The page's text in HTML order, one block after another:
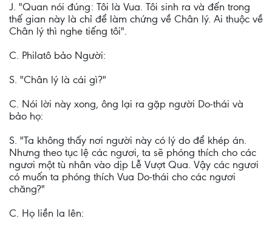
J. "Quan nói đúng: Tôi là Vua. Tôi sinh ra và đến trong
thế gian này là chỉ để làm chứng về Chân lý. Ai thuộc về
Chân lý thì nghe tiếng tôi".
C. Philatô bảo Người:
S. "Chân lý là cái gì?"
C. Nói lời này xong, ông lại ra gặp người Do-thái và
bảo họ:
S. "Ta không thấy nơi người này có lý do để khép án.
Nhưng theo tục lệ các ngươi, ta sẽ phóng thích cho các
ngươi một tù nhân vào dịp Lễ Vượt Qua. Vậy các ngươi
có muốn ta phóng thích Vua Do-thái cho các ngươi
chăng?"
C. Họ liền la lên: